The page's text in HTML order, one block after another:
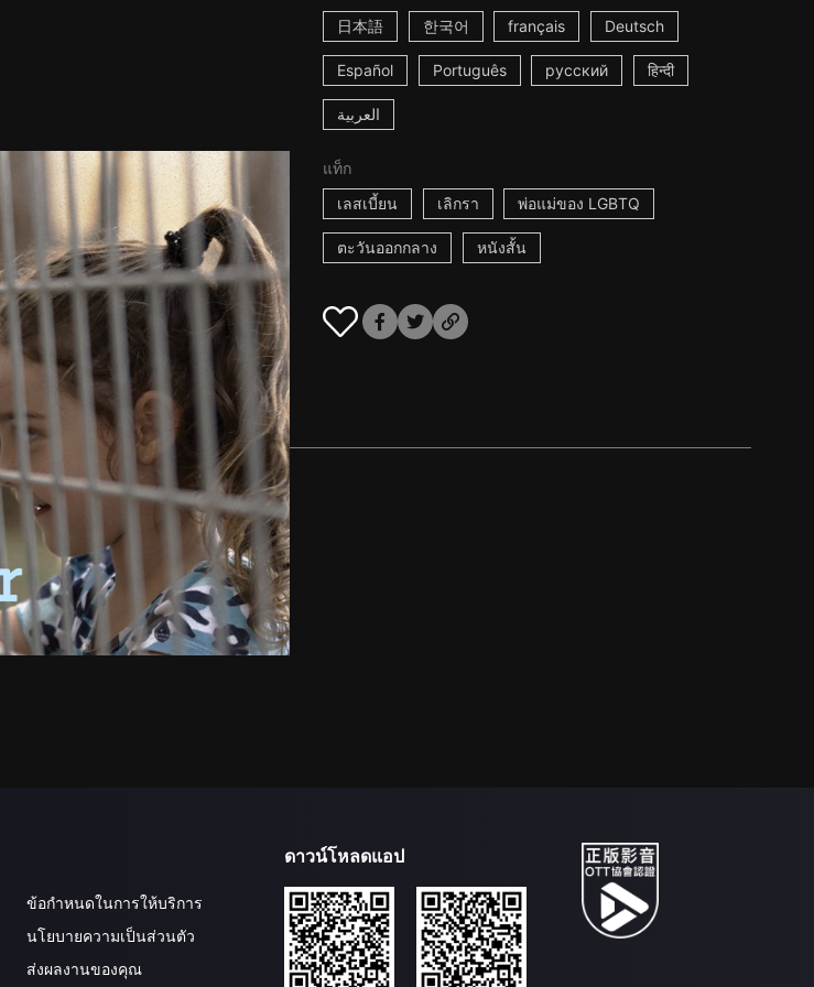
日本語 한국어 français Deutsch
Español Português русский हिन्दी
العربية
แท็ก
เลสเบี้ยน
เลิกรา พ่อแม่ของ LGBTQ
ตะวันออกกลาง หนังสั้น
ข้อกำหนดในการให้บริการ
นโยบายความเป็นส่วนตัว
ส่งผลงานของคุณ
ดาวน์โหลดแอป